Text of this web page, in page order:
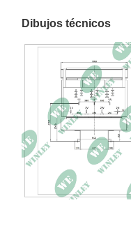
Materiales de
Clase de aislamiento
Aumento de la
temperatura
No pérdida de carga
Pérdida de carga
Accesorios
Dibujos técnicos